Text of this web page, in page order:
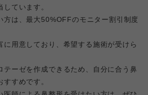
ています。
方は、最大50%OFFのモニター割引制度
に用意しており、希望する施術が受けら
テーゼを作成できるため、自分に合う鼻
すめです。